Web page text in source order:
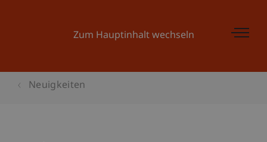
Zum Hauptinhalt wechseln
Neuigkeiten